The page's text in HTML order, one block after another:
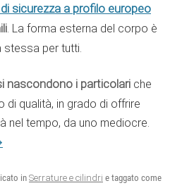
sicurezza a profilo europeo
. La forma esterna del corpo è
stessa per tutti.
nascondono i particolari che
di qualità, in grado di offrire
nel tempo, da uno mediocre.
in Serrature e cilindri e taggato come